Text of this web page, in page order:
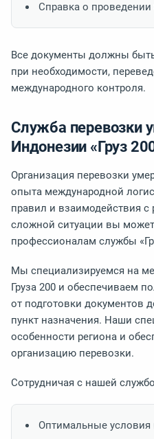
Справка о
Все документы должны
при необходимости,
международного контроля.
Служба перевозки
Индонезии «Груз
Организация перевозки
опыта международной
правил и взаимодействия
сложной ситуации вы
профессионалам службы
Мы специализируемся на
Груза 200 и обеспечиваем
от подготовки документов
пункт назначения. Наши
особенности региона и
организацию перевозки.
Сотрудничая с нашей
Оптимальные условия